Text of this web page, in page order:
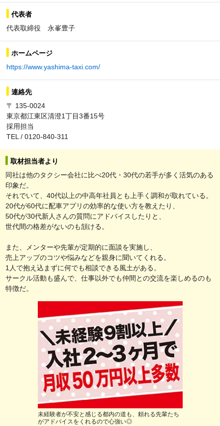
代表者
代表取締役 永峯豊子
ホームページ
https://www.yashima-taxi.com/
連絡先
〒 135-0024
東京都江東区清澄1丁目3番15号
採用担当
TEL / 0120-840-311
取材担当者より
同社は他のタクシー会社に比べ20代・30代の若手が多く活気のある
印象だ。
それでいて、40代以上の中高年社員とも上手く調和が取れている。
20代が60代に配車アプリの効率的な使い方を教えたり、
50代が30代新人さんの質問にアドバイスしたりと、
世代間の格差がないのも頷ける。
また、メンターや先輩が定期的に面談を実施し、
売上アップのコツや悩みなどを親身に聞いてくれる。
1人で抱え込まずに何でも相談できる風土がある。
サークル活動も盛んで、仕事以外でも仲間との交流を楽しめるのも
特徴だ。
未経験者が不安と感じる都内の道も、頼れる先輩たち
がアドバイスをくれるので心強い◎